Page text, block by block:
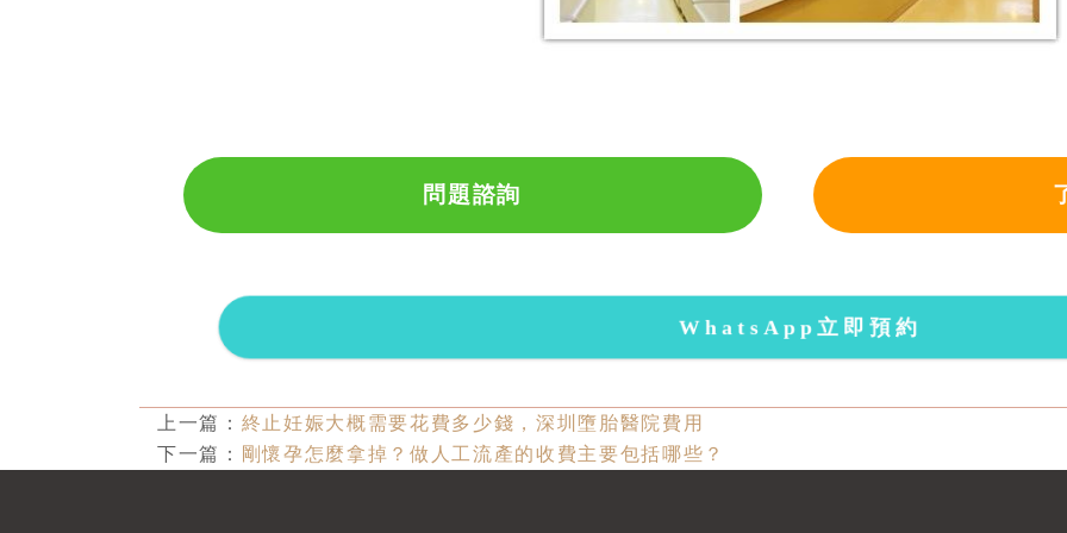
問題諮詢
WhatsApp立即預約
上一篇： 終止妊娠大概需要花費多少錢，深圳墮胎醫院費用
下一篇：
剛懷孕怎麼拿掉？做人工流產的收費主要包括哪些？